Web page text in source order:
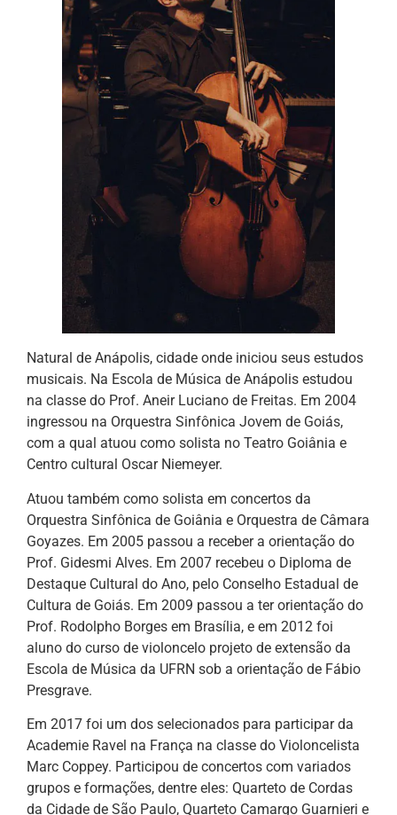
Natural de Anápolis, cidade onde iniciou seus estudos
musicais. Na Escola de Música de Anápolis estudou
na classe do Prof. Aneir Luciano de Freitas. Em 2004
ingressou na Orquestra Sinfônica Jovem de Goiás,
com a qual atuou como solista no Teatro Goiânia e
Centro cultural Oscar Niemeyer.
Atuou também como solista em concertos da
Orquestra Sinfônica de Goiânia e Orquestra de Câmara
Goyazes. Em 2005 passou a receber a orientação do
Prof. Gidesmi Alves. Em 2007 recebeu o Diploma de
Destaque Cultural do Ano, pelo Conselho Estadual de
Cultura de Goiás. Em 2009 passou a ter orientação do
Prof. Rodolpho Borges em Brasília, e em 2012 foi
aluno do curso de violoncelo projeto de extensão da
Escola de Música da UFRN sob a orientação de Fábio
Presgrave.
Em 2017 foi um dos selecionados para participar da
Academie Ravel na França na classe do Violoncelista
Marc Coppey. Participou de concertos com variados
grupos e formações, dentre eles: Quarteto de Cordas
da Cidade de São Paulo, Quarteto Camargo Guarnieri e